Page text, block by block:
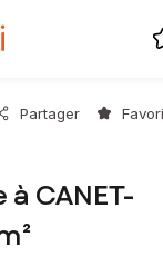
Partager
CANET-